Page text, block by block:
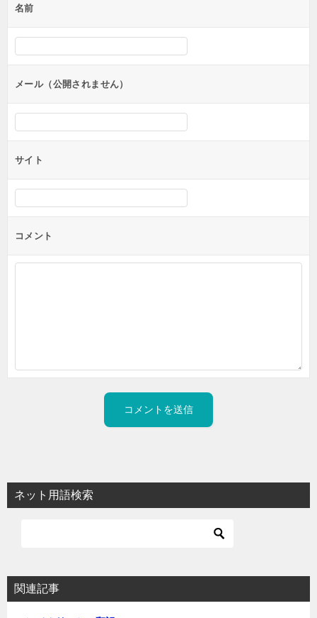
ー
シ
ン
名前
メール（公開されません）
サイト
コメント
ネット用語検索
関連記事